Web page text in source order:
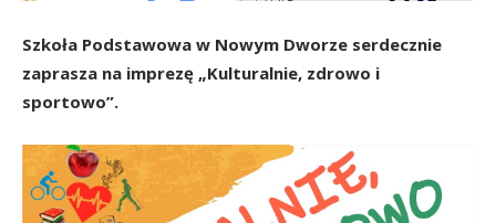
Szkoła Podstawowa w Nowym Dworze serdecznie
zaprasza na imprezę „Kulturalnie, zdrowo i
sportowo”.